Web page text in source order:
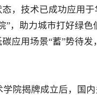
，技术已成功应用于
”，助力城市打好绿色
应用场景“蓄”势待发
院揭牌成立后，国